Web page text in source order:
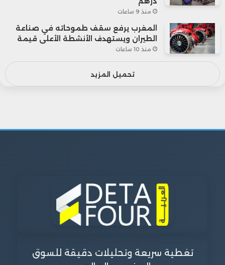
منذ 9 ساعات
المغرب يرفع سقف طموحاته في صناعة
الطيران ويستهدف الأنشطة الأعلى قيمة
منذ 10 ساعات
تحميل المزيد
تغطية سريعة وتحليلات دقيقة للسوق